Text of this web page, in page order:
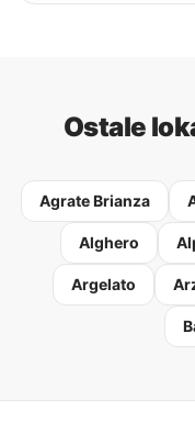
Ostale
Agrate Brianza
Alghero
Argelato